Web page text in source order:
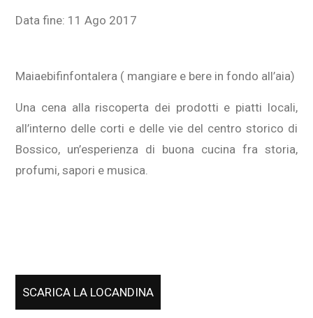
Data fine: 11 Ago 2017
Maiaebifinfontalera ( mangiare e bere in fondo all’aia)
Una cena alla riscoperta dei prodotti e piatti locali,
all’interno delle corti e delle vie del centro storico di
Bossico, un’esperienza di buona cucina fra storia,
profumi, sapori e musica.
SCARICA LA LOCANDINA